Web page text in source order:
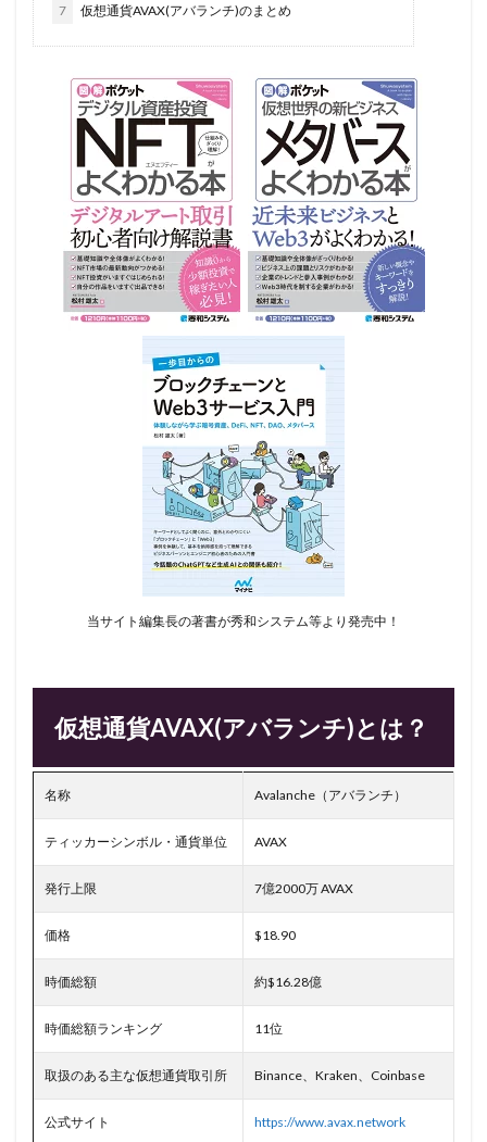
7 仮想通貨AVAX(アバランチ)のまとめ
当サイト編集長の著書が秀和システム等より発売中！
仮想通貨AVAX(アバランチ)とは？
名称 Avalanche（アバランチ）
ティッカーシンボル・通貨単位 AVAX
発行上限 7億2000万 AVAX
価格 $18.90
時価総額 約$16.28億
時価総額ランキング 11位
取扱のある主な仮想通貨取引所 Binance、Kraken、Coinbase
公式サイト https://www.avax.network